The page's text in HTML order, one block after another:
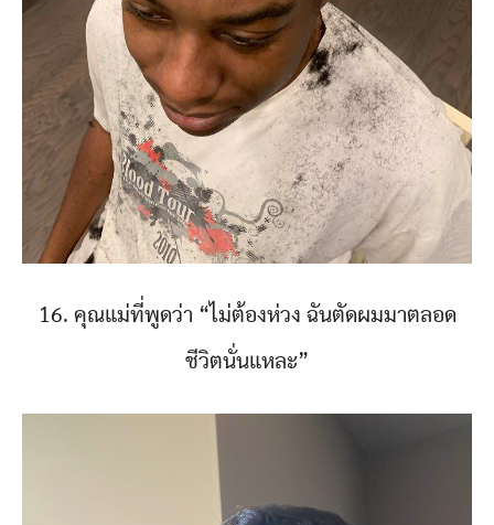
16. คุณแม่ที่พูดว่า “ไม่ต้องห่วง ฉันตัดผมมาตลอด
ชีวิตนั่นแหละ”